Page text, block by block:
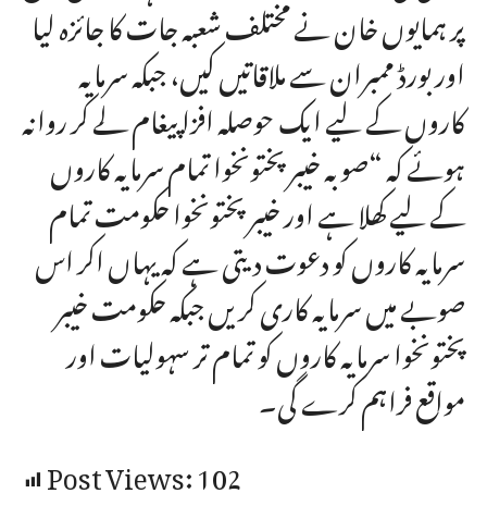
پر ہمایوں خان نے مختلف شعبہ جات کا جائزہ لیا
اور بورڈ ممبران سے ملاقاتیں کیں، جبکہ سرمایہ
کاروں کے لیے ایک حوصلہ افزا پیغام لے کر روانہ
ہوئے کہ “صوبہ خیبرپختونخوا تمام سرمایہ کاروں
کے لیے کھلا ہے اور خیبر پختونخوا حکومت تمام
سرمایہ کاروں کو دعوت دیتی ہے کہ یہاں اکر اس
صوبے میں سرمایہ کاری کریں جبکہ حکومت خیبر
پختونخوا سرمایہ کاروں کو تمام تر سہولیات اور
مواقع فراہم کرے گی۔
Post Views:102